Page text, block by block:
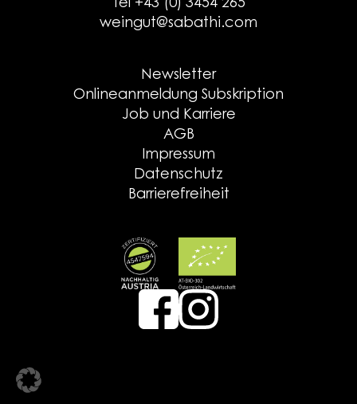
Tel +43 (0) 3454 265
weingut@sabathi.com
Newsletter
Onlineanmeldung Subskription
Job und Karriere
AGB
Impressum
Datenschutz
Barrierefreiheit